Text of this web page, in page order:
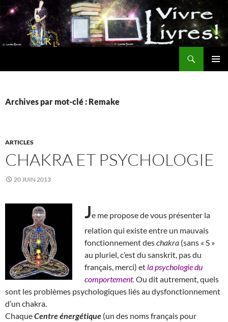
Aller
au
contenu
Archives par mot-clé : Remake
ARTICLES
CHAKRA ET PSYCHOLOGIE
20 JUIN 2013
Je me propose de vous présenter la
relation qui existe entre un mauvais
fonctionnement deschakra (sans « S »
au pluriel, c’est du sanskrit, pas du
français, merci) et la psychologie du
comportement. Ou dit autrement, quels
sont les problèmes psychologiques liés au dysfonctionnement
d’un chakra.
ChaqueCentre énergétique (un des noms français pour